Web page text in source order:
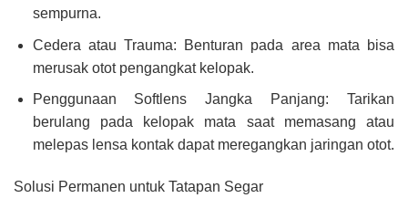
sempurna.
Cedera atau Trauma: Benturan pada area mata bisa
merusak otot pengangkat kelopak.
Penggunaan Softlens Jangka Panjang: Tarikan
berulang pada kelopak mata saat memasang atau
melepas lensa kontak dapat meregangkan jaringan otot.
Solusi Permanen untuk Tatapan Segar